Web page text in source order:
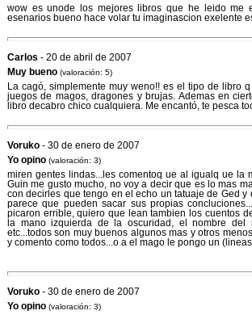
wow es unode los mejores libros que he leido me
esenarios bueno hace volar tu imaginascion exelente
Carlos - 20 de abril de 2007
Muy bueno (valoración: 5)
La cagó, simplemente muy weno!! es el tipo de libro
juegos de magos, dragones y brujas. Ademas en
libro decabro chico cualquiera. Me encantó, te pesca
Voruko - 30 de enero de 2007
Yo opino (valoración: 3)
miren gentes lindas...les comentoq ue al igualq ue la
Guin me gusto mucho, no voy a decir que es lo mas
con decirles que tengo en el echo un tatuaje de Ged
parece que pueden sacar sus propias
picaron errible, quiero que lean tambien los cuentos
la mano izquierda de la oscuridad, el nombre del
etc...todos son muy buenos algunos mas y otros
y comento como todos...o a el mago le pongo un
Voruko - 30 de enero de 2007
Yo opino (valoración: 3)